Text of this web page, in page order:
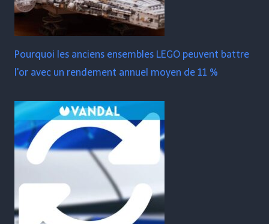
Pourquoi les anciens ensembles LEGO peuvent battre
l'or avec un rendement annuel moyen de 11 %